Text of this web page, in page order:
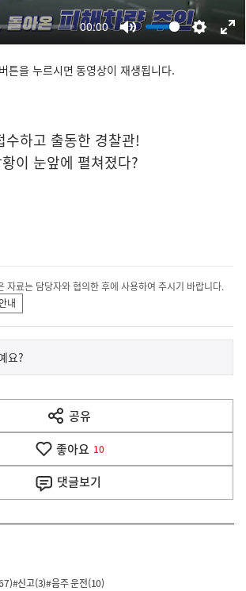
튼을 누르시면 동영상이 재생됩니다.
수하고 출동한 경찰관!
이 눈앞에 펼쳐졌다?
자료는 담당자와 협의한 후에 사용하여 주시기 바랍니다.
내
요?
공유
열
기
좋아요 10
댓글보기
#신고(3)#음주 운전(10)